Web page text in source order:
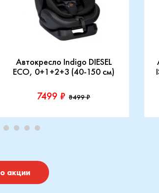
Автокресло Indigo DIESEL
ECO, 0+1+2+3 (40-150 см)
7499 ₽ 8499 ₽
Производитель::
Indigo
акции